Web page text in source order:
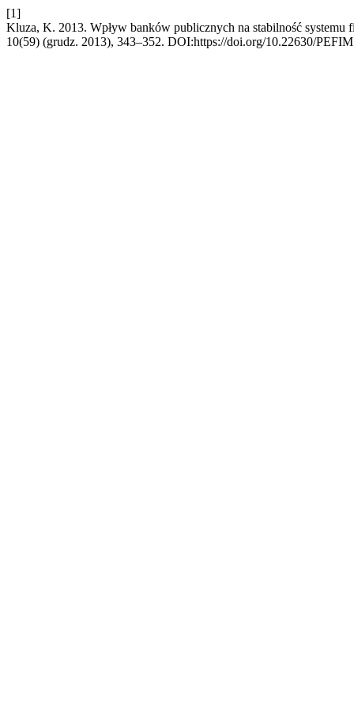
[1]
Kluza, K. 2013. Wpływ banków publicznych na stabilność systemu
10(59) (grudz. 2013), 343–352. DOI:https://doi.org/10.22630/